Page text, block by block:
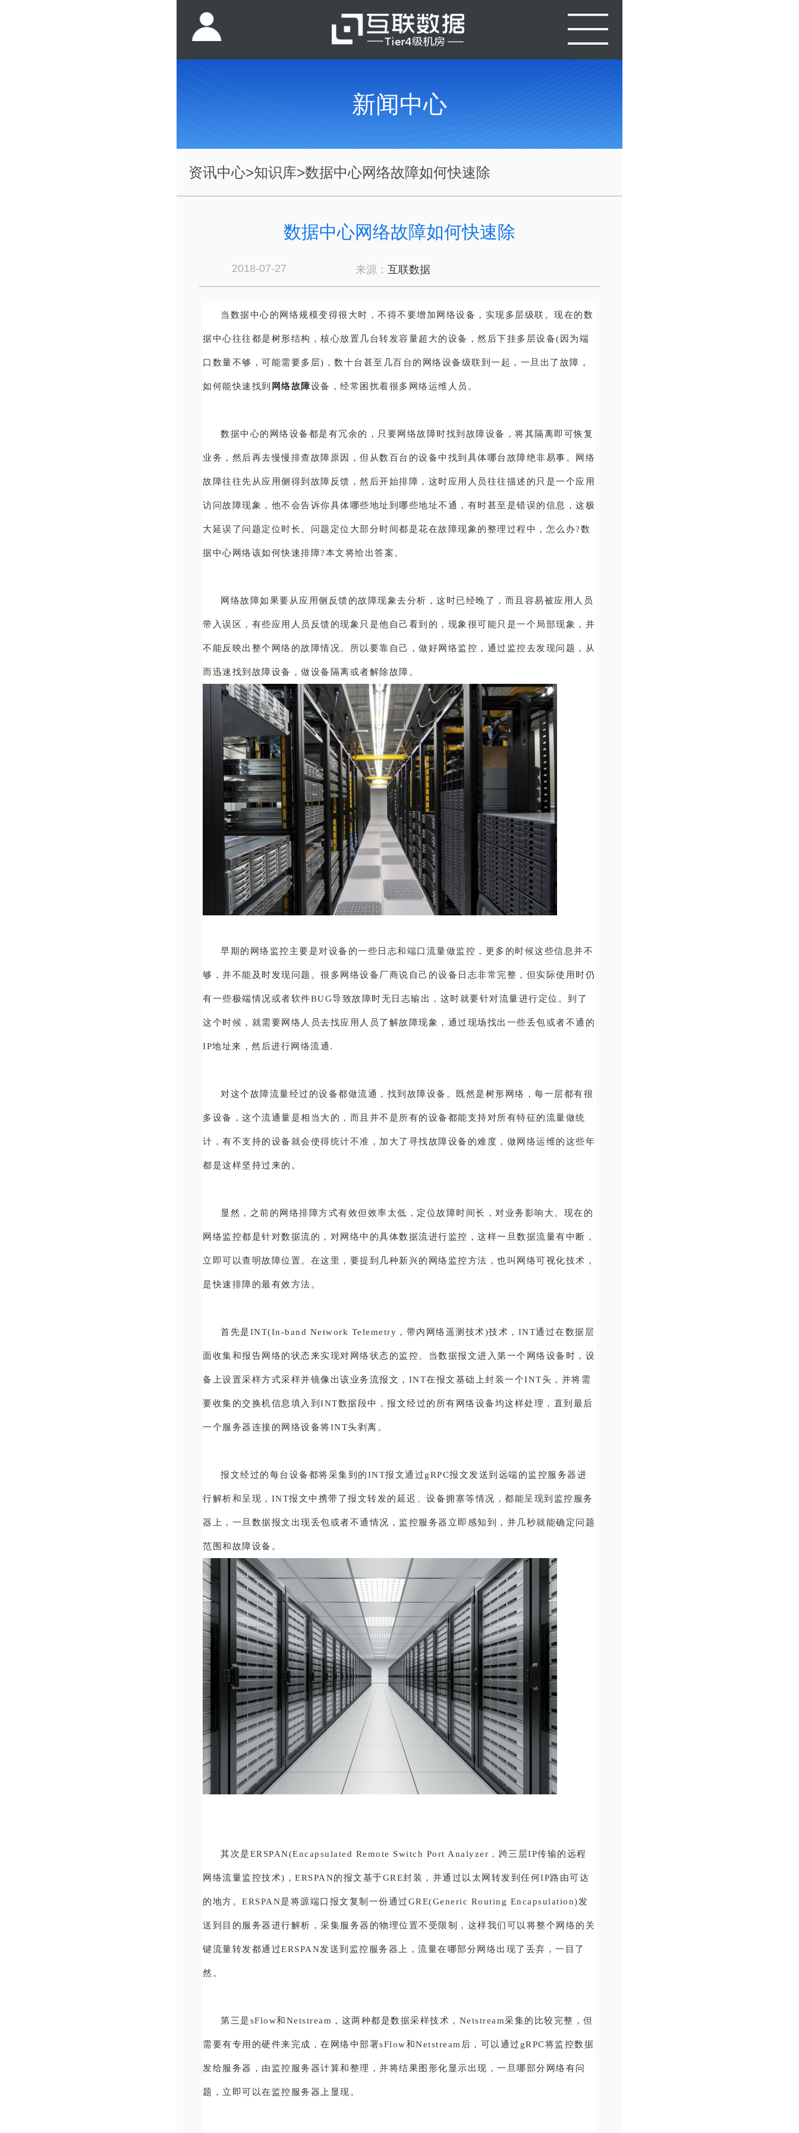
新闻中心
资讯中心>知识库>数据中心网络故障如何快速除
数据中心网络故障如何快速除
2018-07-27 来源： 互联数据
当数据中心的网络规模变得很大时，不得不要增加网络设备，实现多层级联。现在的数
据中心往往都是树形结构，核心放置几台转发容量超大的设备，然后下挂多层设备(因为端
口数量不够，可能需要多层)，数十台甚至几百台的网络设备级联到一起，一旦出了故障，
如何能快速找到 网络故障设备，经常困扰着很多网络运维人员。
数据中心的网络设备都是有冗余的，只要网络故障时找到故障设备，将其隔离即可恢复
业务，然后再去慢慢排查故障原因，但从数百台的设备中找到具体哪台故障绝非易事。网络
故障往往先从应用侧得到故障反馈，然后开始排障，这时应用人员往往描述的只是一个应用
访问故障现象，他不会告诉你具体哪些地址到哪些地址不通，有时甚至是错误的信息，这极
大延误了问题定位时长。问题定位大部分时间都是花在故障现象的整理过程中，怎么办?数
据中心网络该如何快速排障?本文将给出答案。
网络故障如果要从应用侧反馈的故障现象去分析，这时已经晚了，而且容易被应用人员
带入误区，有些应用人员反馈的现象只是他自己看到的，现象很可能只是一个局部现象，并
不能反映出整个网络的故障情况。所以要靠自己，做好网络监控，通过监控去发现问题，从
而迅速找到故障设备，做设备隔离或者解除故障。
早期的网络监控主要是对设备的一些日志和端口流量做监控，更多的时候这些信息并不
够，并不能及时发现问题。很多网络设备厂商说自己的设备日志非常完整，但实际使用时仍
有一些极端情况或者软件BUG导致故障时无日志输出，这时就要针对流量进行定位。到了
这个时候，就需要网络人员去找应用人员了解故障现象，通过现场找出一些丢包或者不通的
IP地址来，然后进行网络流通.
对这个故障流量经过的设备都做流通，找到故障设备。既然是树形网络，每一层都有很
多设备，这个流通量是相当大的，而且并不是所有的设备都能支持对所有特征的流量做统
计，有不支持的设备就会使得统计不准，加大了寻找故障设备的难度，做网络运维的这些年
都是这样坚持过来的。
显然，之前的网络排障方式有效但效率太低，定位故障时间长，对业务影响大。现在的
网络监控都是针对数据流的，对网络中的具体数据流进行监控，这样一旦数据流量有中断，
立即可以查明故障位置。在这里，要提到几种新兴的网络监控方法，也叫网络可视化技术，
是快速排障的最有效方法。
首先是INT(In-band Network Telemetry，带内网络遥测技术)技术，INT通过在数据层
面收集和报告网络的状态来实现对网络状态的监控。当数据报文进入第一个网络设备时，设
备上设置采样方式采样并镜像出该业务流报文，INT在报文基础上封装一个INT头，并将需
要收集的交换机信息填入到INT数据段中，报文经过的所有网络设备均这样处理，直到最后
一个服务器连接的网络设备将INT头剥离。
报文经过的每台设备都将采集到的INT报文通过gRPC报文发送到远端的监控服务器进
行解析和呈现，INT报文中携带了报文转发的延迟、设备拥塞等情况，都能呈现到监控服务
器上，一旦数据报文出现丢包或者不通情况，监控服务器立即感知到，并几秒就能确定问题
范围和故障设备。
其次是ERSPAN(Encapsulated Remote Switch Port Analyzer，跨三层IP传输的远程
网络流量监控技术)，ERSPAN的报文基于GRE封装，并通过以太网转发到任何IP路由可达
的地方。ERSPAN是将源端口报文复制一份通过GRE(Generic Routing Encapsulation)发
送到目的服务器进行解析，采集服务器的物理位置不受限制，这样我们可以将整个网络的关
键流量转发都通过ERSPAN发送到监控服务器上，流量在哪部分网络出现了丢弃，一目了
然。
第三是sFlow和Netstream，这两种都是数据采样技术，Netstream采集的比较完整，但
需要有专用的硬件来完成，在网络中部署sFlow和Netstream后，可以通过gRPC将监控数据
发给服务器，由监控服务器计算和整理，并将结果图形化显示出现，一旦哪部分网络有问
题，立即可以在监控服务器上显现。